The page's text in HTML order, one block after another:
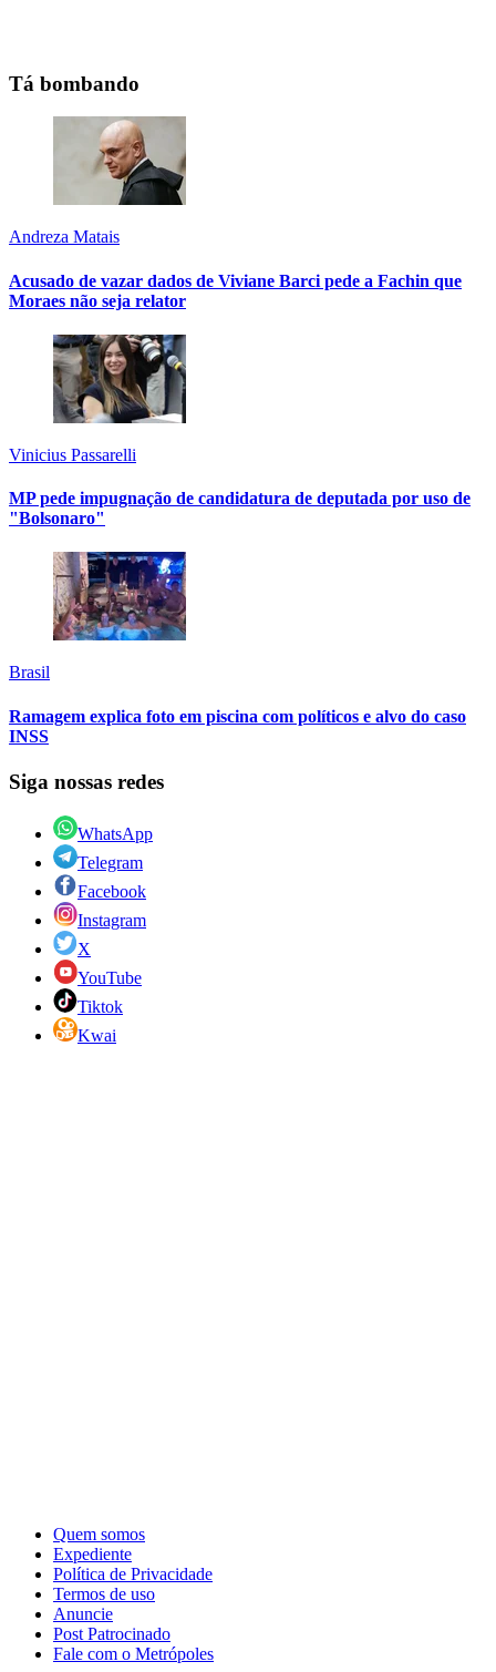
Tá bombando
Andreza Matais
Acusado de vazar dados de Viviane Barci pede a Fachin que
Moraes não seja relator
Vinicius Passarelli
MP pede impugnação de candidatura de deputada por uso de
"Bolsonaro"
Brasil
Ramagem explica foto em piscina com políticos e alvo do caso
INSS
Siga nossas redes
WhatsApp
Telegram
Facebook
Instagram
X
YouTube
Tiktok
Kwai
Quem somos
Expediente
Política de Privacidade
Termos de uso
Anuncie
Post Patrocinado
Fale com o Metrópoles